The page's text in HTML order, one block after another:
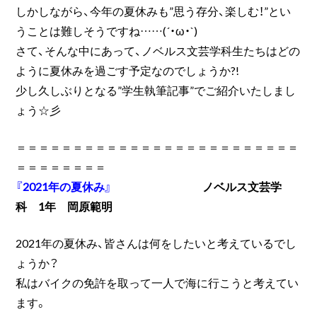
しかしながら、今年の夏休みも”思う存分、楽しむ！”とい
うことは難しそうですね……(´・ω・`)
さて、そんな中にあって、ノベルス文芸学科生たちはどの
ように夏休みを過ごす予定なのでしょうか?!
少し久しぶりとなる”学生執筆記事”でご紹介いたしまし
ょう☆彡
＝＝＝＝＝＝＝＝＝＝＝＝＝＝＝＝＝＝＝＝＝＝＝＝＝
＝＝＝＝＝＝＝＝
『2021年の夏休み』
ノベルス文芸学
科 1年 岡原範明
2021年の夏休み、皆さんは何をしたいと考えているでし
ょうか？
私はバイクの免許を取って一人で海に行こうと考えてい
ます。